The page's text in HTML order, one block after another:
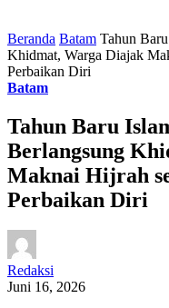
Beranda Batam Tahun
Khidmat, Warga Diajak
Perbaikan Diri
Batam
Tahun Baru
Berlangsung
Maknai Hijrah
Perbaikan Diri
Redaksi
Juni 16, 2026